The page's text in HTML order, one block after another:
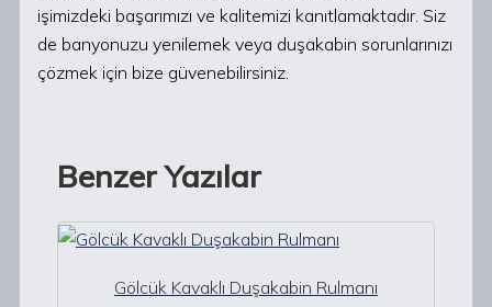
işimizdeki başarımızı ve kalitemizi kanıtlamaktadır. Siz
de banyonuzu yenilemek veya duşakabin sorunlarınızı
çözmek için bize güvenebilirsiniz.
Benzer Yazılar
Gölcük Kavaklı Duşakabin Rulmanı